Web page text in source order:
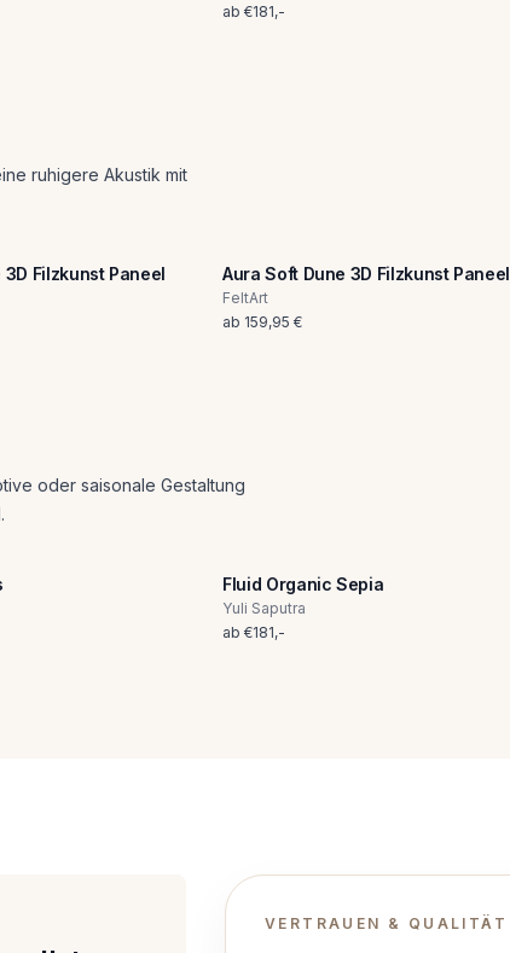
ab €181,-
ruhigere Akustik mit
Filzkunst Paneel Aura Soft Dune 3D Filzkunst Paneel
FeltArt
ab 159,95 €
oder saisonale Gestaltung
Fluid Organic Sepia
Yuli Saputra
ab €181,-
VERTRAUEN & QUALITÄT